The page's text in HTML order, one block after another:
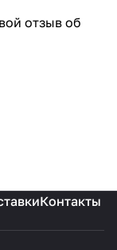
отзыв об
Контакты